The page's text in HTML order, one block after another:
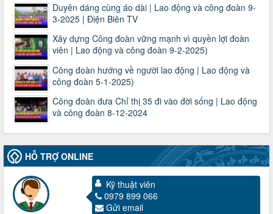
Duyên dáng cùng áo dài | Lao động và công đoàn 9-
3-2025 | Điện Biên TV
Xây dựng Công đoàn vững mạnh vì quyền lợi đoàn
viên | Lao động và công đoàn 9-2-2025)
Công đoàn hướng về người lao động | Lao động và
công đoàn 5-1-2025)
Công đoàn đưa Chỉ thị 35 đi vào đời sống | Lao động
và công đoàn 8-12-2024
HỖ TRỢ ONLINE
Kỹ thuật viên
0979 899 066
Gửi email